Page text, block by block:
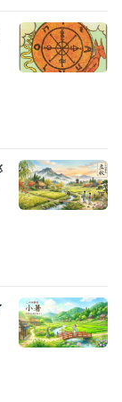
年ChatGPT:1年
に関するお悩み相
関するカウンセリ
悩み相談
不安